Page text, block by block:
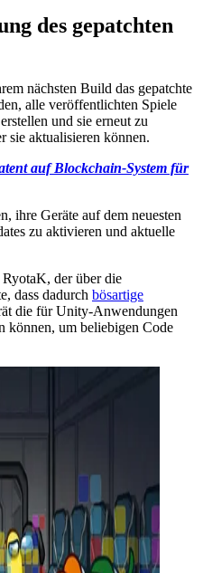
des gepatchten
nächsten Build das gepatchte
alle veröffentlichten Spiele
und sie erneut zu
sie aktualisieren können.
auf Blockchain-System für
ihre Geräte auf dem neuesten
zu aktivieren und aktuelle
der über die
dass dadurch bösartige
die für Unity-Anwendungen
können, um beliebigen Code